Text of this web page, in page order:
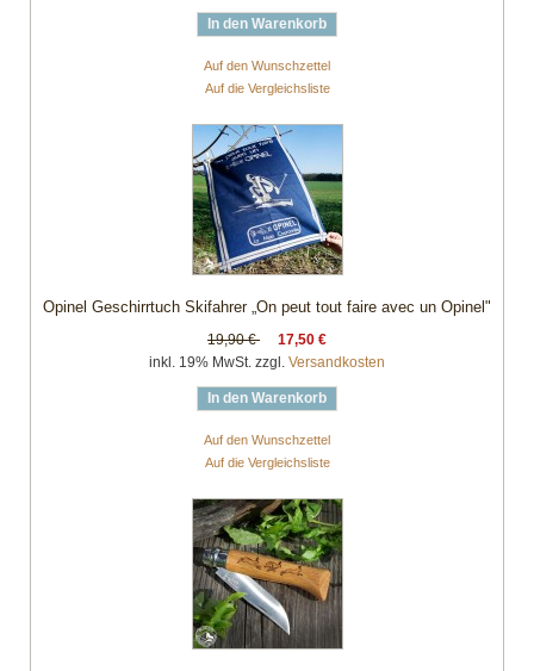
In den Warenkorb
Auf den Wunschzettel
Auf die Vergleichsliste
Opinel Geschirrtuch Skifahrer „On peut tout faire avec un Opinel"
19,90 €
17,50 €
inkl. 19% MwSt. zzgl. Versandkosten
In den Warenkorb
Auf den Wunschzettel
Auf die Vergleichsliste